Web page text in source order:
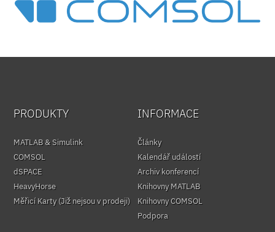
PRODUKTY
MATLAB & Simulink
COMSOL
dSPACE
HeavyHorse
Měřicí Karty (Již nejsou v prodeji)
INFORMACE
Články
Kalendář událostí
Archiv konferencí
Knihovny MATLAB
Knihovny COMSOL
Podpora